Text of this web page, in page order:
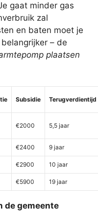
gaat minder gas
zal
en baten moet je
– de
plaatsen
Subsidie Terugverdientijd
€2000 5,5 jaar
€2400 9 jaar
€2900 10 jaar
€5900 19 jaar
de gemeente